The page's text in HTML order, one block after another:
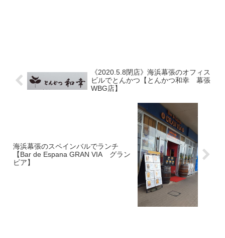
《2020.5.8閉店》海浜幕張のオフィス
ビルでとんかつ【とんかつ和幸 幕張
WBG店】
海浜幕張のスペインバルでランチ
【Bar de Espana GRAN VIA グラン
ビア】